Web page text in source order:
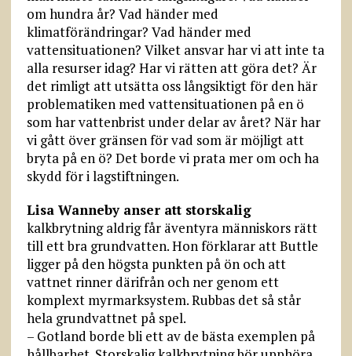
om hundra år? Vad händer med
klimatförändringar? Vad händer med
vattensituationen? Vilket ansvar har vi att inte ta
alla resurser idag? Har vi rätten att göra det? Är
det rimligt att utsätta oss långsiktigt för den här
problematiken med vattensituationen på en ö
som har vattenbrist under delar av året? När har
vi gått över gränsen för vad som är möjligt att
bryta på en ö? Det borde vi prata mer om och ha
skydd för i lagstiftningen.
Lisa Wanneby anser att storskalig
kalkbrytning aldrig får äventyra människors rätt
till ett bra grundvatten. Hon förklarar att Buttle
ligger på den högsta punkten på ön och att
vattnet rinner därifrån och ner genom ett
komplext myrmarksystem. Rubbas det så står
hela grundvattnet på spel.
– Gotland borde bli ett av de bästa exemplen på